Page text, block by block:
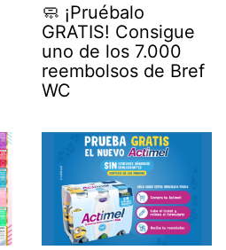
🧼 ¡Pruébalo
GRATIS! Consigue
uno de los 7.000
reembolsos de Bref
WC